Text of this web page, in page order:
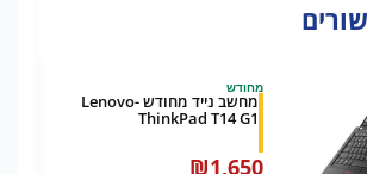
מחודש
מחשב נייד מחודש -Lenovo
ThinkPad T14 G1
₪1,650